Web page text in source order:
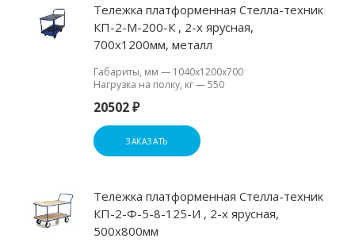
Тележка платформенная Стелла-техник
КП-2-М-200-К , 2-х ярусная,
700х1200мм, металл
Габариты, мм — 1040х1200х700
Нагрузка на полку, кг—550
20502 ₽
ЗАКАЗАТЬ
Тележка платформенная Стелла-техник
КП-2-Ф-5-8-125-И , 2-х ярусная,
500х800мм